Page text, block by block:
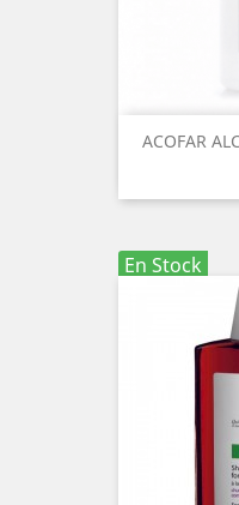
ACOFAR
En Stock